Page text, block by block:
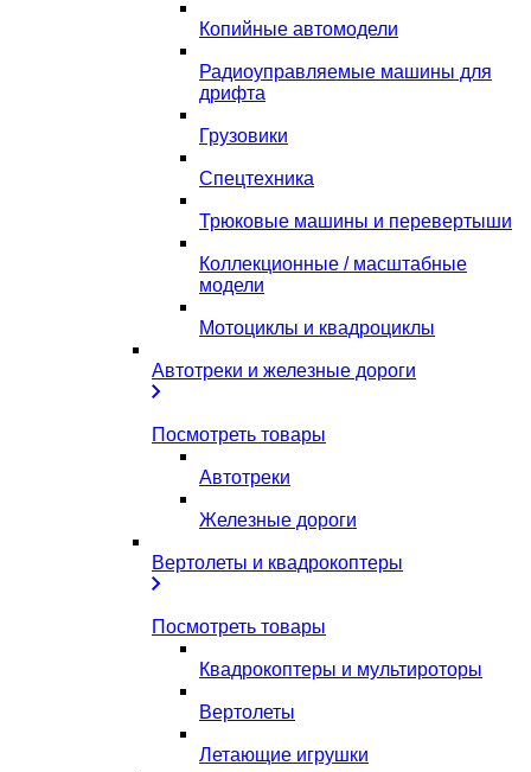
Копийные автомодели
Радиоуправляемые машины для
дрифта
Грузовики
Спецтехника
Трюковые машины и перевертыши
Коллекционные / масштабные
модели
Мотоциклы и квадроциклы
Автотреки и железные дороги
Посмотреть товары
Автотреки
Железные дороги
Вертолеты и квадрокоптеры
Посмотреть товары
Квадрокоптеры и мультироторы
Вертолеты
Летающие игрушки